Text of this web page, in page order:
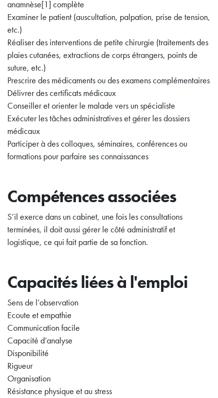
anamnèse[1] complète
Examiner le patient (auscultation, palpation, prise de tension,
etc.)
Réaliser des interventions de petite chirurgie (traitements des
plaies cutanées, extractions de corps étrangers, points de
suture, etc.)
Prescrire des médicaments ou des examens complémentaires
Délivrer des certificats médicaux
Conseiller et orienter le malade vers un spécialiste
Exécuter les tâches administratives et gérer les dossiers
médicaux
Participer à des colloques, séminaires, conférences ou
formations pour parfaire ses connaissances
Compétences associées
S’il exerce dans un cabinet, une fois les consultations
terminées, il doit aussi gérer le côté administratif et
logistique, ce qui fait partie de sa fonction.
Capacités liées à l'emploi
Sens de l’observation
Ecoute et empathie
Communication facile
Capacité d’analyse
Disponibilité
Rigueur
Organisation
Résistance physique et au stress